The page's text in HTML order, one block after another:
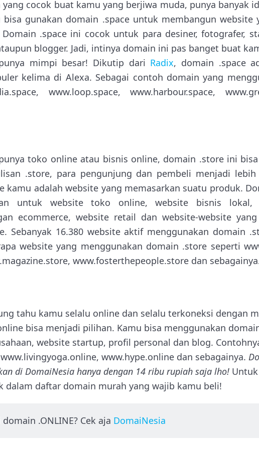
cocok buat kamu yang berjiwa muda, punya banyak
gunakan domain .space untuk membangun website
.space ini cocok untuk para desiner, fotografer,
blogger. Jadi, intinya domain ini pas banget buat
mimpi besar! Dikutip dari Radix, domain .space
kelima di Alexa. Sebagai contoh domain yang
www.loop.space, www.harbour.space,
toko online atau bisnis online, domain .store ini
.store, para pengunjung dan pembeli menjadi
kamu adalah website yang memasarkan suatu produk.
untuk website toko online, website bisnis lokal,
ecommerce, website retail dan website-website
Sebanyak 16.380 website aktif menggunakan domain
website yang menggunakan domain .store seperti
www.fosterthepeople.store dan
tahu kamu selalu online dan selalu terkoneksi dengan
bisa menjadi pilihan. Kamu bisa menggunakan
website startup, profil personal dan blog.
www.hype.online dan sebagainya.
di DomaiNesia hanya dengan 14 ribu rupiah saja lho!
dalam daftar domain murah yang wajib kamu beli!
.ONLINE? Cek aja DomaiNesia